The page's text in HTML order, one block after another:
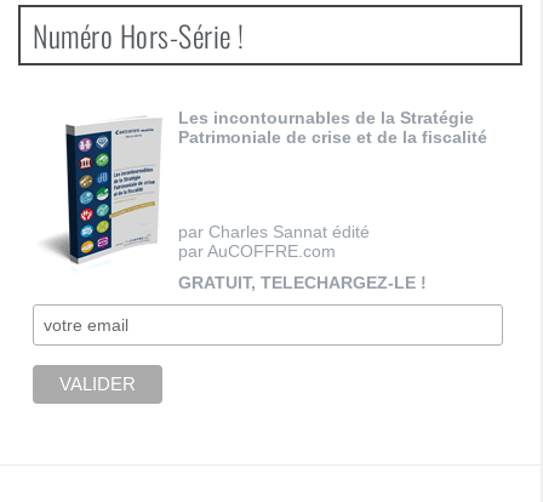
Numéro Hors-Série !
Les incontournables de la Stratégie
Patrimoniale de crise et de la fiscalité
par Charles Sannat édité
par AuCOFFRE.com
GRATUIT, TELECHARGEZ-LE !